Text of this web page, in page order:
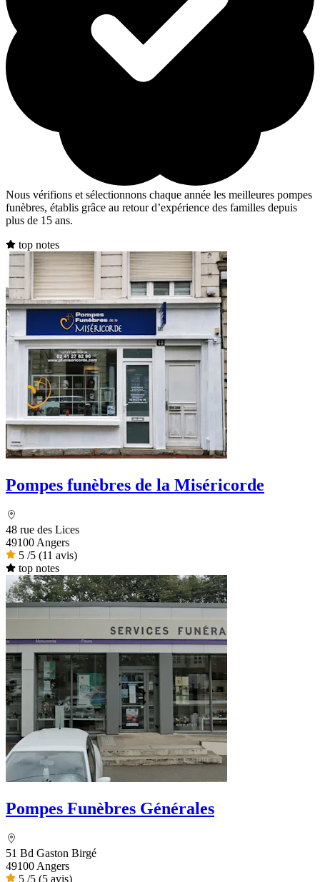
Nous vérifions et sélectionnons chaque année les meilleures pompes
funèbres, établis grâce au retour d’expérience des familles depuis
plus de 15 ans.
top notes
Pompes funèbres de la Miséricorde
48 rue des Lices
49100 Angers
5 /5 (11 avis)
top notes
Pompes Funèbres Générales
51 Bd Gaston Birgé
49100 Angers
5 /5 (5 avis)